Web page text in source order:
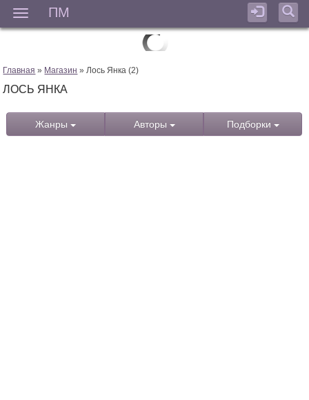
ПМ
Главная » Магазин » Лось Янка (2)
ЛОСЬ ЯНКА
Жанры Авторы Подборки